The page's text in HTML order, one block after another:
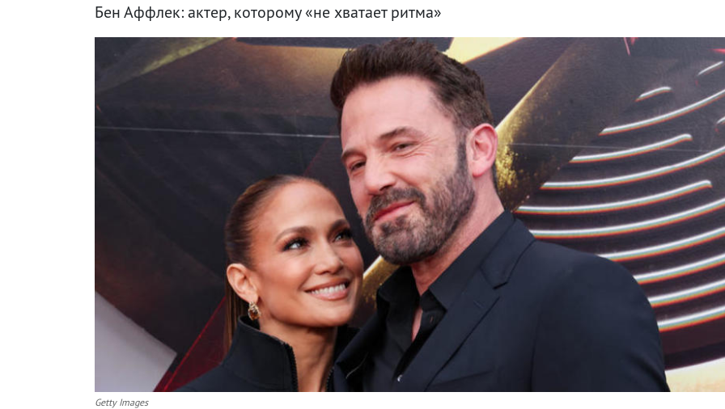
Бен Аффлек: актер, которому «не хватает ритма»
Getty Images